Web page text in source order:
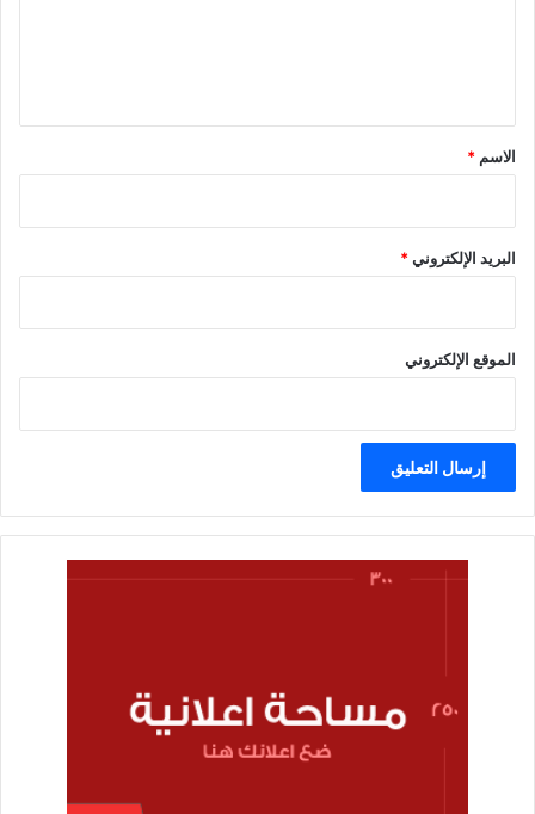
*
الاسم *
البريد الإلكتروني*
الموقع الإلكتروني